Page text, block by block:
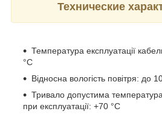
Технические
Температура експлуатації
°С
Відносна вологість повітря: до
Тривало допустима температура
при експлуатації: +70 °С